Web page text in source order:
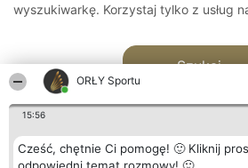
ORŁY Sportu
15:56
Cześć, chętnie Ci pomogę! 🙂 Kliknij
wyszukiwarkę. Korzystaj tylko z usług
Szukaj